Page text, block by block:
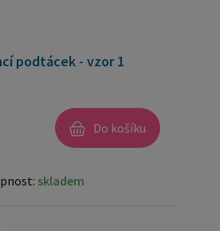
podtácek - vzor 1
Do košíku
skladem